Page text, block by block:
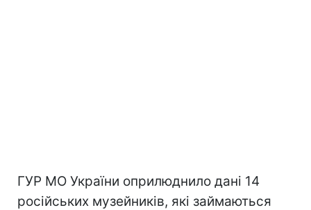
ГУР МО України оприлюднило дані 14
російських музейників, які займаються